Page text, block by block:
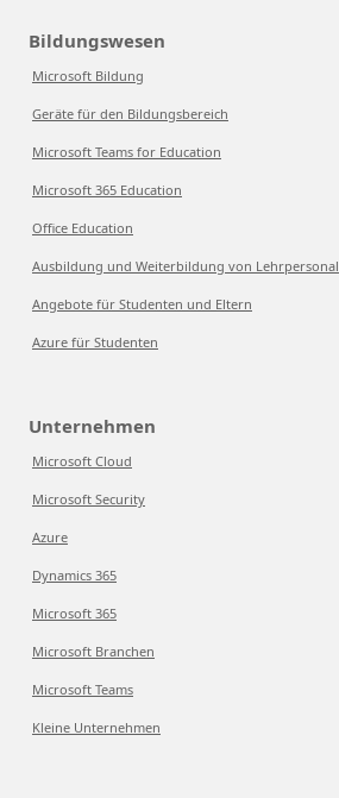
Bildungswesen
Microsoft Bildung
Geräte für den Bildungsbereich
Microsoft Teams for Education
Microsoft 365 Education
Office Education
Ausbildung und Weiterbildung von Lehrpersonal
Angebote für Studenten und Eltern
Azure für Studenten
Unternehmen
Microsoft Cloud
Microsoft Security
Azure
Dynamics 365
Microsoft 365
Microsoft Branchen
Microsoft Teams
Kleine Unternehmen